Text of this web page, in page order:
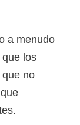
a menudo
los
no